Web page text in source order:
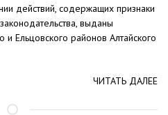
действий, содержащих признаки
выданы
и Ельцовского районов Алтайского
ЧИТАТЬ ДАЛЕЕ